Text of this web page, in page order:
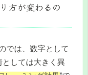
方が変わるの
では、数字として
しては大きく異